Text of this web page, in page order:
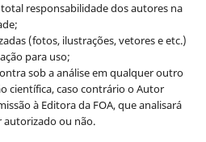
responsabilidade dos autores na
(fotos, ilustrações, vetores e etc.)
para uso;
sob a análise em qualquer outro
científica, caso contrário o Autor
à Editora da FOA, que analisará
autorizado ou não.